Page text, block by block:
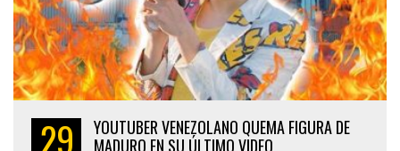
29
YOUTUBER VENEZOLANO QUEMA FIGURA DE
MADURO EN SU ÚLTIMO VIDEO